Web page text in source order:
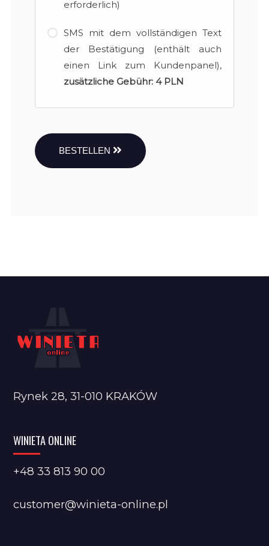
erforderlich)
SMS mit dem vollständigen Text
der Bestätigung (enthält auch
einen Link zum Kundenpanel),
zusätzliche Gebühr: 4 PLN
BESTELLEN
Rynek 28, 31-010 KRAKÓW
WINIETA ONLINE
+48 33 813 90 00
customer@winieta-online.pl